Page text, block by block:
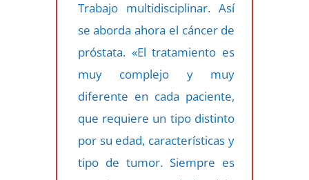
Trabajo multidisciplinar. Así
se aborda ahora el cáncer de
próstata. «El tratamiento es
muy complejo y muy
diferente en cada paciente,
que requiere un tipo distinto
por su edad, características y
tipo de tumor. Siempre es